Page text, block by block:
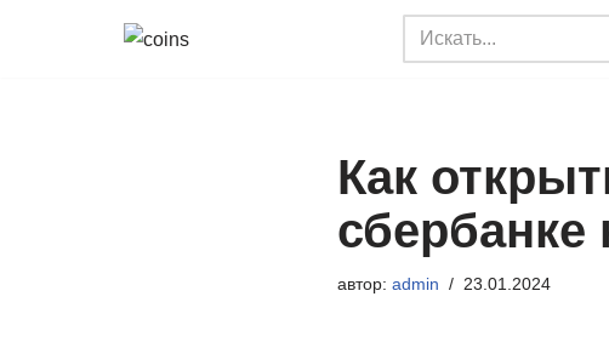
Как
сбербанке
автор: admin 23.01.2024